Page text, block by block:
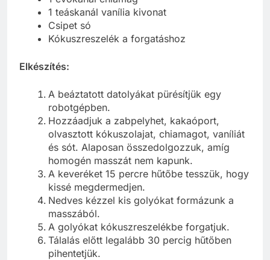
1 teáskanál vanília kivonat
Csipet só
Kókuszreszelék a forgatáshoz
Elkészítés:
A beáztatott datolyákat pürésítjük egy
robotgépben.
Hozzáadjuk a zabpelyhet, kakaóport,
olvasztott kókuszolajat, chiamagot, vaníliát
és sót. Alaposan összedolgozzuk, amíg
homogén masszát nem kapunk.
A keveréket 15 percre hűtőbe tesszük, hogy
kissé megdermedjen.
Nedves kézzel kis golyókat formázunk a
masszából.
A golyókat kókuszreszelékbe forgatjuk.
Tálalás előtt legalább 30 percig hűtőben
pihentetjük.